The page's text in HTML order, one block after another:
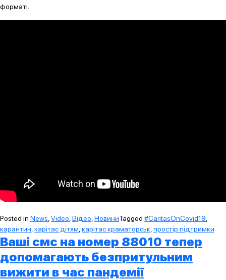
форматі.
Posted in News Video Відео НовиниTagged #CaritasOnCovid19
карантин карітас дітям карітас краматорськ простір підтримки
Ваші смс на номер 88010 тепер
допомагають безпритульним
вижити в час пандемії